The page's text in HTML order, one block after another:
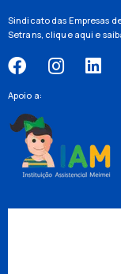
Sindicato das Empresas
Setrans, clique aqui e
Apoio a: